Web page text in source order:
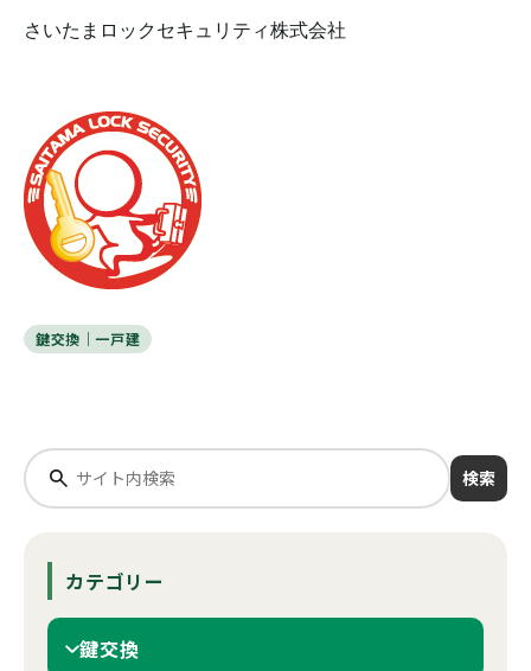
さいたまロックセキュリティ株式会社
鍵交換｜一戸建
検索
カテゴリー
鍵交換